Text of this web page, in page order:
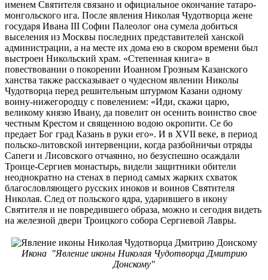
именем Святителя связано и официальное окончание татаро-
монгольского ига. После явления Николая Чудотворца жене
государя Ивана III Софии Палеолог она сумела добиться
выселения из Москвы последних представителей ханской
администрации, а на месте их дома ею в скором времени был
выстроен Никольский храм. «Степенная книга» в
повествовании о покорении Иоанном Грозным Казанского
ханства также рассказывает о чудесном явлении Николы
Чудотворца перед решительным штурмом Казани одному
воину-нижегородцу с повелением: «Иди, скажи царю,
великому князю Ивану, да повелит он осенить воинство свое
честным Крестом и священною водою окропити. Се бо
предает Бог град Казань в руки его». И в XVII веке, в период
польско-литовской интервенции, когда разбойничьи отряды
Сапеги и Лисовского отчаянно, но безуспешно осаждали
Троице-Сергиев монастырь, видели защитники обители
неоднократно на стенах в период самых жарких схваток
благословляющего русских иноков и воинов Святителя
Николая. След от польского ядра, ударившего в икону
Святителя и не повредившего образа, можно и сегодня видеть
на железной двери Троицкого собора Сергиевой Лавры.
Икона "Явление иконы Николая Чудотворца Дмитрию
Донскому"